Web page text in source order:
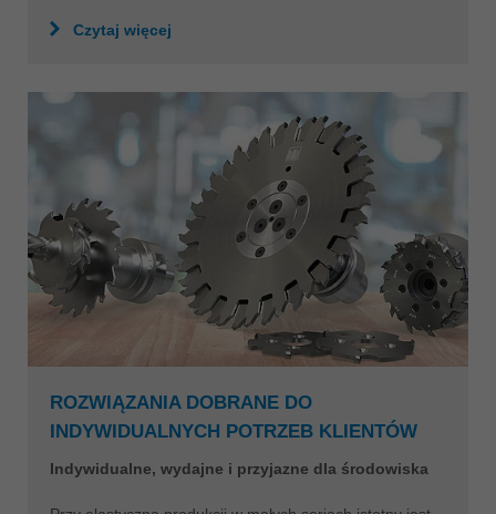
Czytaj więcej
ROZWIĄZANIA DOBRANE DO
INDYWIDUALNYCH POTRZEB KLIENTÓW
Indywidualne, wydajne i przyjazne dla środowiska